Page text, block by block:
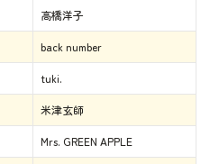
高橋洋子
back number
tuki.
米津玄師
Mrs. GREEN APPLE